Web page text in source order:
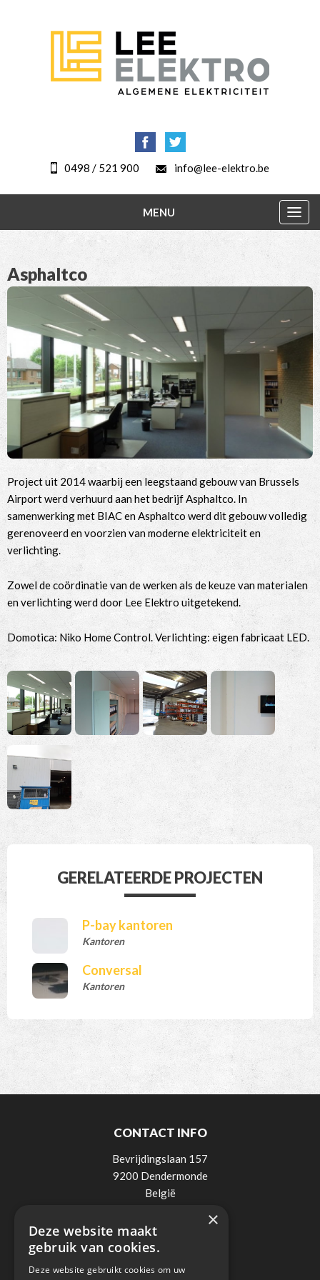
0498 / 521 900 info@lee-elektro.be
MENU
Asphaltco
Project uit 2014 waarbij een leegstaand gebouw van Brussels
Airport werd verhuurd aan het bedrijf Asphaltco. In
samenwerking met BIAC en Asphaltco werd dit gebouw volledig
gerenoveerd en voorzien van moderne elektriciteit en
verlichting.
Zowel de coördinatie van de werken als de keuze van materialen
en verlichting werd door Lee Elektro uitgetekend.
Domotica: Niko Home Control. Verlichting: eigen fabricaat LED.
GERELATEERDE PROJECTEN
P-bay kantoren
Kantoren
Conversal
Kantoren
CONTACT INFO
Bevrijdingslaan 157
9200 Dendermonde
België
0498 / 521 900
info@lee-elektro.be
×
Deze website maakt
gebruik van cookies.
Deze website gebruikt cookies om uw